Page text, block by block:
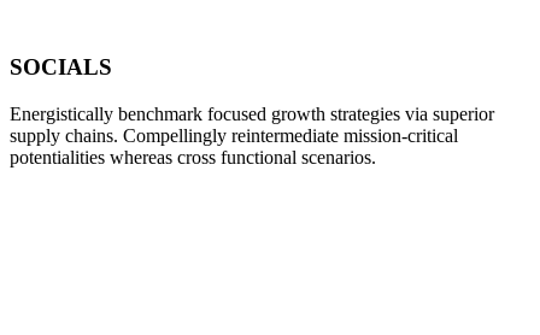
SOCIALS
Energistically benchmark focused growth strategies via superior
supply chains. Compellingly reintermediate mission-critical
potentialities whereas cross functional scenarios.